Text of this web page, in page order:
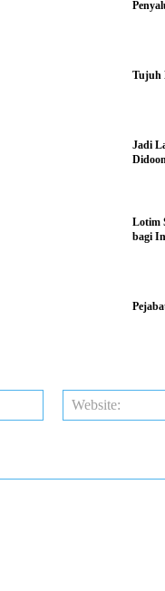
Tujuh
Jadi
Lotim
bagi
Email:*